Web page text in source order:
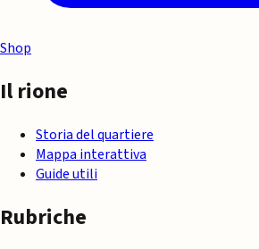
Shop
Il rione
Storia del quartiere
Mappa interattiva
Guide utili
Rubriche